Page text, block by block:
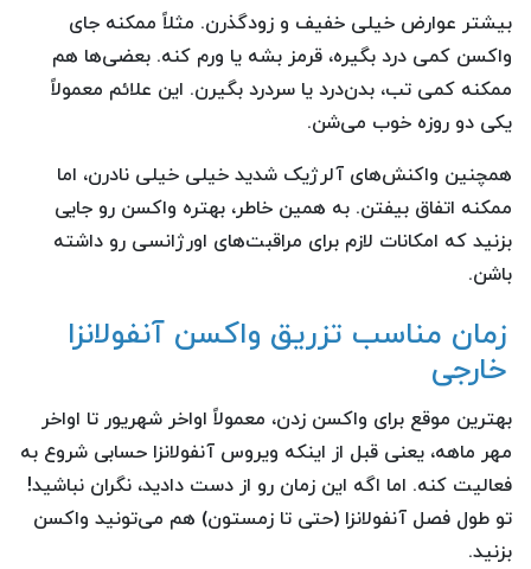
بیشتر عوارض خیلی خفیف و زودگذرن. مثلاً ممکنه جای
واکسن کمی درد بگیره، قرمز بشه یا ورم کنه. بعضی‌ها هم
ممکنه کمی تب، بدن‌درد یا سردرد بگیرن. این علائم معمولاً
یکی دو روزه خوب می‌شن.
همچنین واکنش‌های آلرژیک شدید خیلی خیلی نادرن، اما
ممکنه اتفاق بیفتن. به همین خاطر، بهتره واکسن رو جایی
بزنید که امکانات لازم برای مراقبت‌های اورژانسی رو داشته
باشن.
زمان مناسب تزریق واکسن آنفولانزا
خارجی
بهترین موقع برای واکسن زدن، معمولاً اواخر شهریور تا اواخر
مهر ماهه، یعنی قبل از اینکه ویروس آنفولانزا حسابی شروع به
فعالیت کنه. اما اگه این زمان رو از دست دادید، نگران نباشید!
تو طول فصل آنفولانزا (حتی تا زمستون) هم می‌تونید واکسن
بزنید.